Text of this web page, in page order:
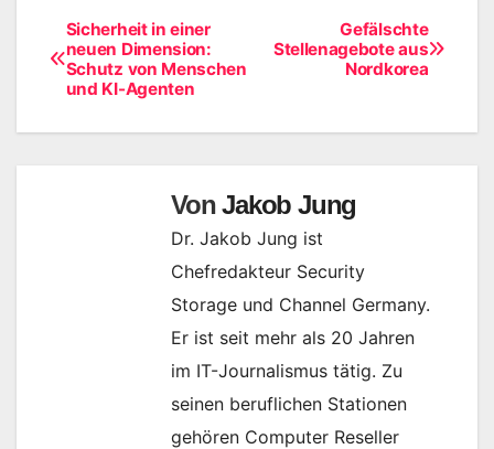
BeitragsnavigationGefälschte
Stellenagebote aus
Nordkorea
Sicherheit in einer
neuen Dimension:
Schutz von Menschen
und KI-Agenten
VonJakob Jung
Dr. Jakob Jung ist
Chefredakteur Security
Storage und Channel Germany.
Er ist seit mehr als 20 Jahren
im IT-Journalismus tätig. Zu
seinen beruflichen Stationen
gehören Computer Reseller